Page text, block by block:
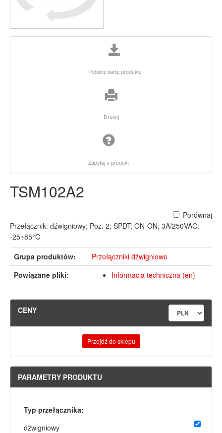
Pobierz kartę produktu
Drukuj
Zapytaj o produkt
TSM102A2
Porównaj
Przełącznik: dźwigniowy; Poz: 2; SPDT; ON-ON; 3A/250VAC;
-25÷85°C
Grupa produktów:
Przełączniki dźwigniowe
Powiązane pliki:
Informacja techniczna (en)
CENY
Przejdź do sklepu
PARAMETRY PRODUKTU
Typ przełącznika:
dźwigniowy